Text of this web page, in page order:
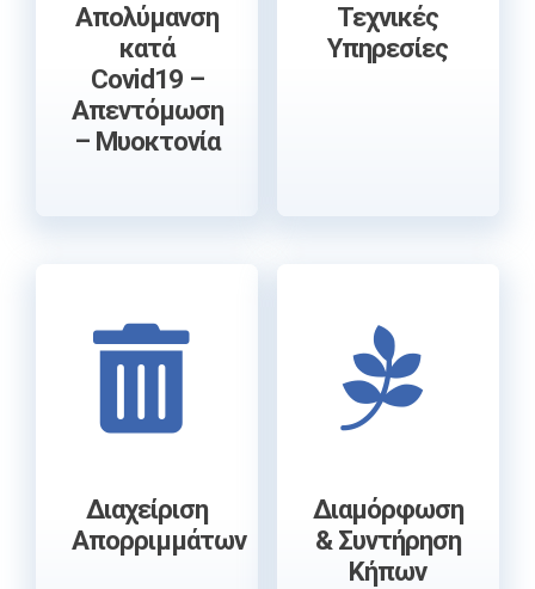
Απολύμανση
κατά
Covid19 –
Απεντόμωση
– Μυοκτονία
Τεχνικές
Υπηρεσίες
Διαχείριση
Aπορριμμάτων
Διαμόρφωση
& Συντήρηση
Kήπων